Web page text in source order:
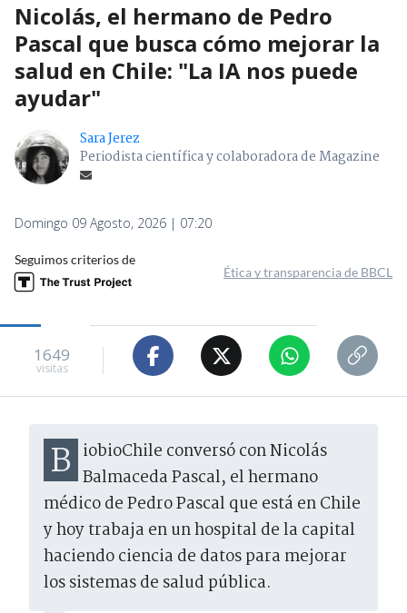
Nicolás, el hermano de Pedro
Pascal que busca cómo mejorar la
salud en Chile: "La IA nos puede
ayudar"
Sara Jerez
Periodista científica y colaboradora de Magazine
Domingo 09 Agosto, 2026 | 07:20
Seguimos criterios de
Ética y transparencia de BBCL
1649
visitas
BiobioChile conversó con Nicolás Balmaceda Pascal, el hermano
médico de Pedro Pascal que está en Chile
y hoy trabaja en un hospital de la capital
haciendo ciencia de datos para mejorar
los sistemas de salud pública.